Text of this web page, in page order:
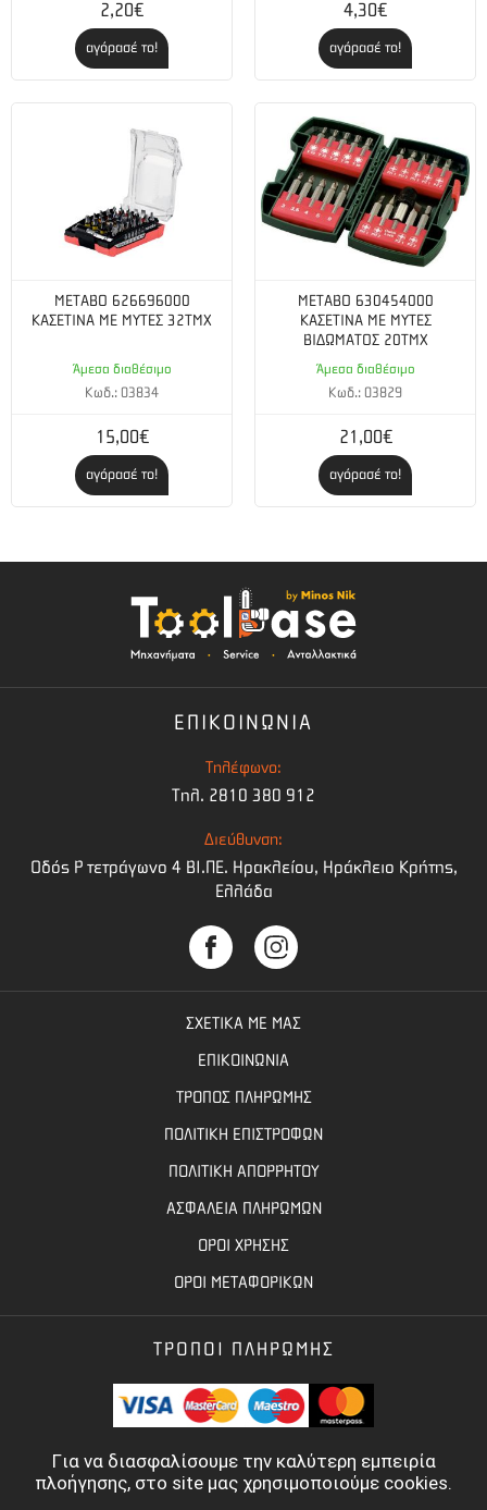
Για να διασφαλίσουμε την καλύτερη εμπειρία
πλοήγησης, στο site μας χρησιμοποιούμε cookies.
2,20€
αγόρασέ το!
4,30€
αγόρασέ το!
METABO 626696000
ΚΑΣΕΤΙΝΑ ΜΕ ΜΥΤΕΣ 32ΤΜΧ
Άμεσα διαθέσιμο
Κωδ.: 03834
15,00€
αγόρασέ το!
METABO 630454000
ΚΑΣΕΤΙΝΑ ΜΕ ΜΥΤΕΣ
ΒΙΔΩΜΑΤΟΣ 20ΤΜΧ
Άμεσα διαθέσιμο
Κωδ.: 03829
21,00€
αγόρασέ το!
ΕΠΙΚΟΙΝΩΝΙΑ
Τηλέφωνο:
Τηλ. 2810 380 912
Διεύθυνση:
Οδός Ρ τετράγωνο 4 BI.ΠΕ. Ηρακλείου, Ηράκλειο Κρήτης,
Ελλάδα
ΣΧΕΤΙΚΑ ΜΕ ΜΑΣ
ΕΠΙΚΟΙΝΩΝΙΑ
ΤΡΟΠΟΣ ΠΛΗΡΩΜΗΣ
ΠΟΛΙΤΙΚΗ ΕΠΙΣΤΡΟΦΩΝ
ΠΟΛΙΤΙΚΗ ΑΠΟΡΡΗΤΟΥ
ΑΣΦΑΛΕΙΑ ΠΛΗΡΩΜΩΝ
ΟΡΟΙ ΧΡΗΣΗΣ
ΟΡΟΙ ΜΕΤΑΦΟΡΙΚΩΝ
ΤΡΟΠΟΙ ΠΛΗΡΩΜΗΣ